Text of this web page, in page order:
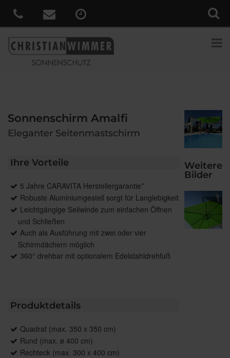
Sonnenschirm Amalfi
Eleganter Seitenmastschirm
Ihre Vorteile
5 Jahre CARAVITA Herstellergarantie*
Robuste Aluminiumgestell sorgt für Langlebigkeit
Leichtgängige Seilwinde zum einfachen Öffnen
und Schließen
Auch als Ausführung mit zwei oder vier
Schirmdächern möglich
360° drehbar mit optionalem Edelstahldrehfuß
Produktdetails
Quadrat (max. 350 x 350 cm)
Rund (max. ø 400 cm)
Rechteck (max. 300 x 400 cm)
Weitere
Bilder